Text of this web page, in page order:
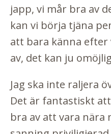
japp, vi mår bra av
kan vi börja tjäna
att bara känna efter
av, det kan ju
Jag ska inte raljera
Det är fantastiskt
bra av att vara nära